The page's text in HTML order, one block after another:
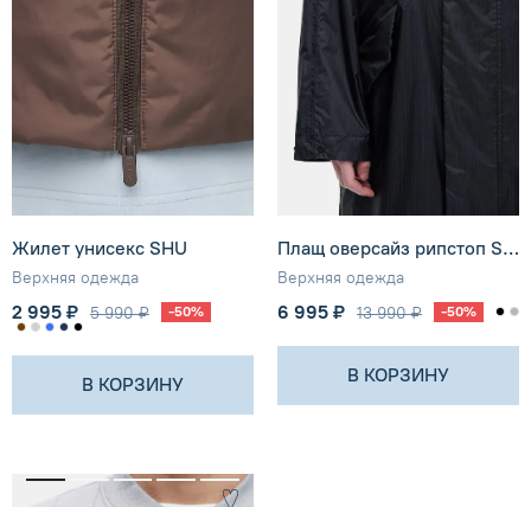
Жилет унисекс SHU
Верхняя одежда
2 995 ₽ 5 990 ₽ -50%
В КОРЗИНУ
Плащ оверсайз рипстоп SHU
Верхняя одежда
6 995 ₽ 13 990 ₽ -50%
В КОРЗИНУ